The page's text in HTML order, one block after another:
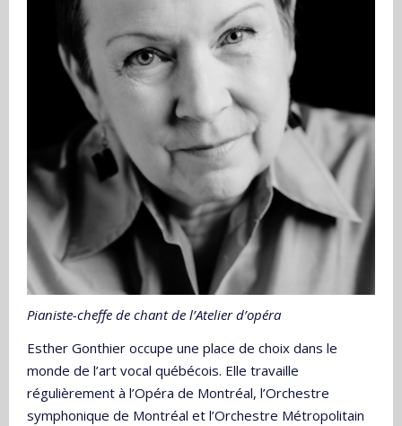
Pianiste-cheffe de chant de l’Atelier d’opéra
Esther Gonthier occupe une place de choix dans le
monde de l’art vocal québécois. Elle travaille
régulièrement à l’Opéra de Montréal, l’Orchestre
symphonique de Montréal et l’Orchestre Métropolitain